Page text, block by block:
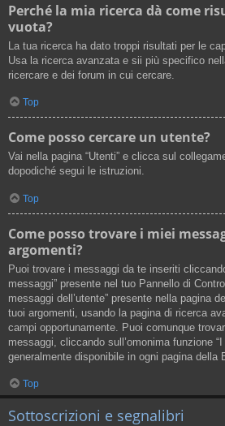
Perché la mia ricerca dà come
vuota?
La tua ricerca ha dato troppi risultati per le
Usa la ricerca avanzata e sii più specifico
ricercare e dei forum in cui cercare.
Top
Come posso cercare un utente?
Vai nella pagina “Utenti” e clicca sul
dopodiché segui le istruzioni.
Top
Come posso trovare i miei
argomenti?
Puoi trovare i messaggi da te inseriti
messaggi” presente nel tuo Pannello di
messaggi dell’utente” presente nella pagina
tuoi argomenti, usando la pagina di ricerca
campi opportunamente. Puoi comunque
messaggi, cliccando sull’omonima funzione “I
generalmente disponibile in ogni pagina della
Top
Sottoscrizioni e segnalibri